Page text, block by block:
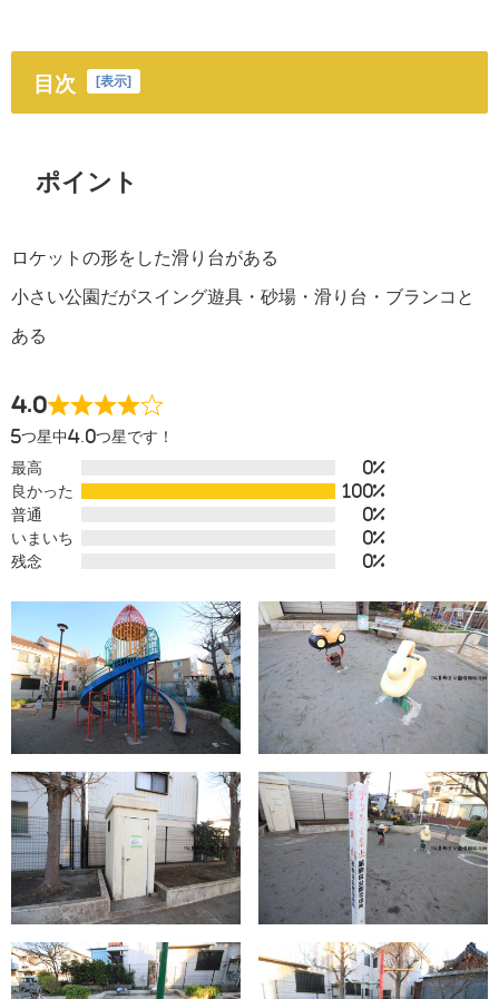
目次 [表示]
ポイント
ロケットの形をした滑り台がある
小さい公園だがスイング遊具・砂場・滑り台・ブランコと
ある
4.0
5つ星中4.0つ星です！
最高
0%
良かった
100%
普通
0%
いまいち
0%
残念
0%